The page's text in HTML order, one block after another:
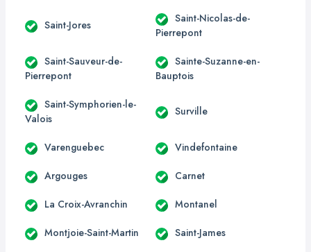
Saint-Jores
Saint-Nicolas-de-
Pierrepont
Saint-Sauveur-de-
Pierrepont
Sainte-Suzanne-en-
Bauptois
Saint-Symphorien-le-
Valois
Surville
Varenguebec Vindefontaine
Argouges Carnet
La Croix-Avranchin Montanel
Montjoie-Saint-Martin Saint-James